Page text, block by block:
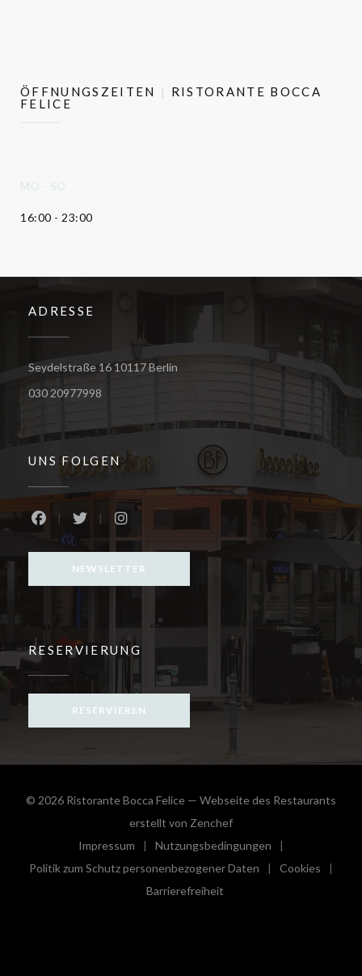
ÖFFNUNGSZEITEN
RISTORANTE BOCCA
FELICE
MO - SO
16:00 - 23:00
ADRESSE
Seydelstraße 16 10117 Berlin ((öffnet ein neues Fenster))
030 20977998
UNS FOLGEN
Facebook ((öffnet ein neues Fenster))
Twitter ((öffnet ein neues Fenster))
Instagram ((öffnet ein neues Fenster))
NEWSLETTER
RESERVIERUNG
RESERVIEREN
© 2026 Ristorante Bocca Felice — Webseite des Restaurants
erstellt von Zenchef((öffnet ein neues
Impressum
((öffnet ein neues Fenster))
Nutzungsbedingungen
((öffnet ein neues Fenster))
Politik zum Schutz personenbezogener Daten
((öffnet ein neues Fenster))
Cookies
((öffnet
Barrierefreiheit